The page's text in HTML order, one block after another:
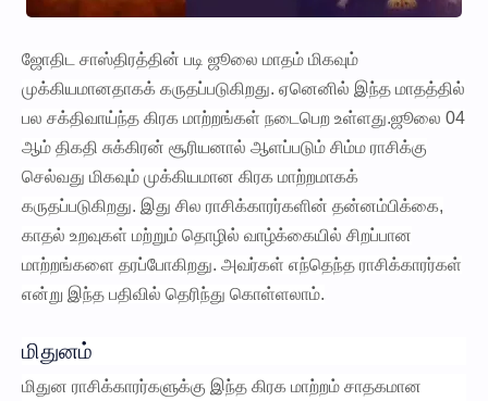
ஜோதிட சாஸ்திரத்தின் படி ஜூலை மாதம் மிகவும்
முக்கியமானதாகக் கருதப்படுகிறது. ஏனெனில் இந்த மாதத்தில்
பல சக்திவாய்ந்த கிரக மாற்றங்கள் நடைபெற உள்ளது.ஜூலை 04
ஆம் திகதி சுக்கிரன் சூரியனால் ஆளப்படும் சிம்ம ராசிக்கு
செல்வது மிகவும் முக்கியமான கிரக மாற்றமாகக்
கருதப்படுகிறது. இது சில ராசிக்காரர்களின் தன்னம்பிக்கை,
காதல் உறவுகள் மற்றும் தொழில் வாழ்க்கையில் சிறப்பான
மாற்றங்களை தரப்போகிறது. அவர்கள் எந்தெந்த ராசிக்காரர்கள்
என்று இந்த பதிவில் தெரிந்து கொள்ளலாம்.
மிதுனம்
மிதுன ராசிக்காரர்களுக்கு இந்த கிரக மாற்றம் சாதகமான